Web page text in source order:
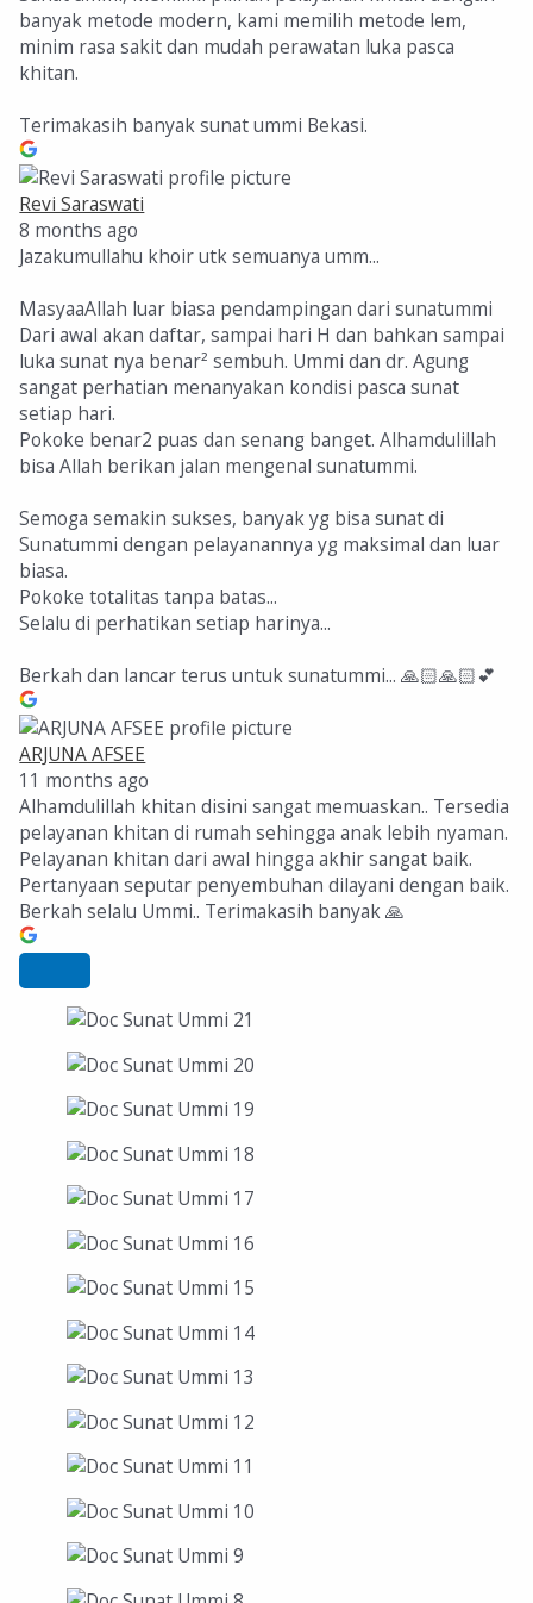
banyak metode modern, kami memilih metode lem,
minim rasa sakit dan mudah perawatan luka pasca
khitan.
Terimakasih banyak sunat ummi Bekasi.
Revi Saraswati
8 months ago
Jazakumullahu khoir utk semuanya umm...
MasyaaAllah luar biasa pendampingan dari sunatummi
Dari awal akan daftar, sampai hari H dan bahkan sampai
luka sunat nya benar² sembuh. Ummi dan dr. Agung
sangat perhatian menanyakan kondisi pasca sunat
setiap hari.
Pokoke benar2 puas dan senang banget. Alhamdulillah
bisa Allah berikan jalan mengenal sunatummi.
Semoga semakin sukses, banyak yg bisa sunat di
Sunatummi dengan pelayanannya yg maksimal dan luar
biasa.
Pokoke totalitas tanpa batas...
Selalu di perhatikan setiap harinya...
Berkah dan lancar terus untuk sunatummi... 🙏🏻🙏🏻💕
ARJUNA AFSEE
11 months ago
Alhamdulillah khitan disini sangat memuaskan.. Tersedia
pelayanan khitan di rumah sehingga anak lebih nyaman.
Pelayanan khitan dari awal hingga akhir sangat baik.
Pertanyaan seputar penyembuhan dilayani dengan baik.
Berkah selalu Ummi.. Terimakasih banyak 🙏